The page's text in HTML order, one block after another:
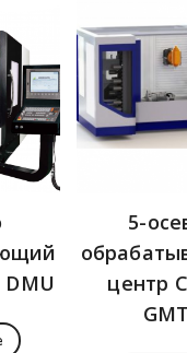
5-
центр